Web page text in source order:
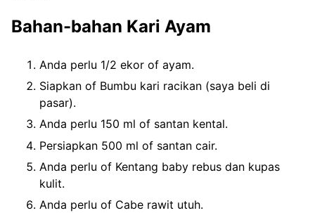
Bahan-bahan Kari Ayam
Anda perlu 1/2 ekor of ayam.
Siapkan of Bumbu kari racikan (saya beli di
pasar).
Anda perlu 150 ml of santan kental.
Persiapkan 500 ml of santan cair.
Anda perlu of Kentang baby rebus dan kupas
kulit.
Anda perlu of Cabe rawit utuh.